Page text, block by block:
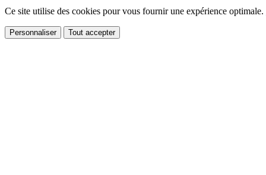
Ce site utilise des cookies pour vous fournir une expérience optimale.
Personnaliser Tout accepter